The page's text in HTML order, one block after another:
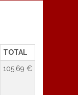
TOTAL
105,69 €